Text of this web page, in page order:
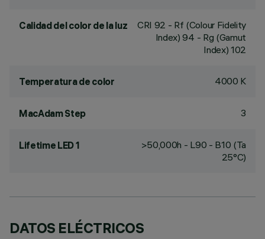
Calidad del color de la luz CRI 92 - Rf (Colour Fidelity
Index) 94 - Rg (Gamut
Index) 102
Temperatura de color 4000 K
MacAdam Step 3
Lifetime LED 1
>50,000h - L90 - B10 (Ta
25°C)
DATOS ELÉCTRICOS